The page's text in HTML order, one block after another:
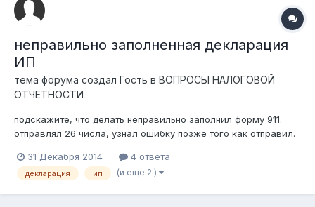
неправильно заполненная декларация
ИП
тема форума создал Гость в ВОПРОСЫ НАЛОГОВОЙ
ОТЧЕТНОСТИ
подскажите, что делать неправильно заполнил форму 911.
отправлял 26 числа, узнал ошибку позже того как отправил.
число и до сих пор стоит статус "принята" что в данном
случае делать? самому отзывать? "дополнительную"
31 Декабря 2014 4 ответа
декларация ип (и еще 2 )